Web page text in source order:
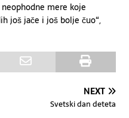
mere koje
još jače i još bolje čuo“,
NEXT
Svetski dan deteta